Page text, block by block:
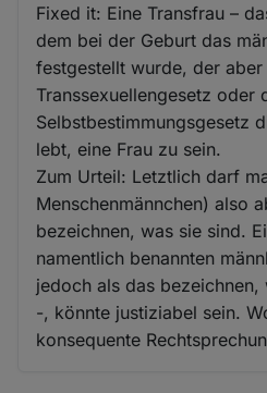
Fixed it: Eine Transfrau –
dem bei der Geburt das
festgestellt wurde, der
Transsexuellengesetz oder
Selbstbestimmungsgesetz
lebt, eine Frau zu sein.
Zum Urteil: Letztlich darf
Menschenmännchen) also
bezeichnen, was sie sind.
namentlich benannten
jedoch als das
-, könnte justiziabel sein.
konsequente